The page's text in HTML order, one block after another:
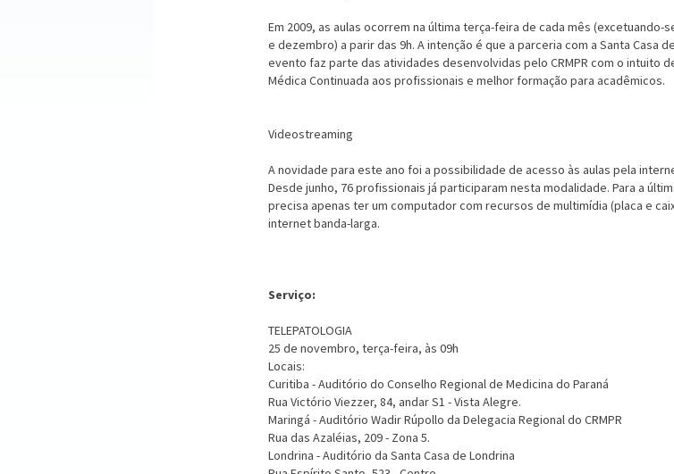
Em 2009, as aulas ocorrem na última terça-feira de cada mês (excetuando-
e dezembro) a parir das 9h. A intenção é que a parceria com a Santa Casa
evento faz parte das atividades desenvolvidas pelo CRMPR com o intuito
Médica Continuada aos profissionais e melhor formação para acadêmicos.
Videostreaming
A novidade para este ano foi a possibilidade de acesso às aulas pela
Desde junho, 76 profissionais já participaram nesta modalidade. Para a
precisa apenas ter um computador com recursos de multimídia (placa e
internet banda-larga.
Serviço:
TELEPATOLOGIA
25 de novembro, terça-feira, às 09h
Locais:
Curitiba - Auditório do Conselho Regional de Medicina do Paran
Rua Victório Viezzer, 84, andar S1 - Vista Alegre.
Maringá - Auditório Wadir Rúpollo da Delegacia Regional do CRMPR
Rua das Azaléias, 209 - Zona 5.
Londrina - Auditório da Santa Casa de Londrina